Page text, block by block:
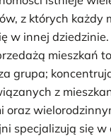
z których każdy
w innej
mieszkań to
grupa;
z
oraz
specjalizują się w